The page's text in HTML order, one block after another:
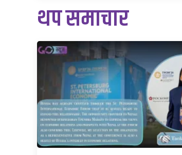
थप समाचार